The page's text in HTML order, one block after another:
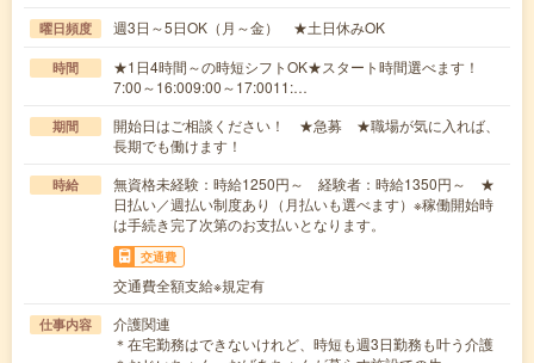
曜日頻度 週3日～5日OK（月～金） ★土日休みOK
時間
★1日4時間～の時短シフトOK★スタート時間選べます！
7:00～16:009:00～17:0011:…
期間
開始日はご相談ください！ ★急募 ★職場が気に入れば、
長期でも働けます！
時給
無資格未経験：時給1250円～ 経験者：時給1350円～ ★
日払い／週払い制度あり（月払いも選べます）※稼働開始時
は手続き完了次第のお支払いとなります。
交通費
交通費全額支給※規定有
仕事内容
介護関連
＊在宅勤務はできないけれど、時短も週3日勤務も叶う介護